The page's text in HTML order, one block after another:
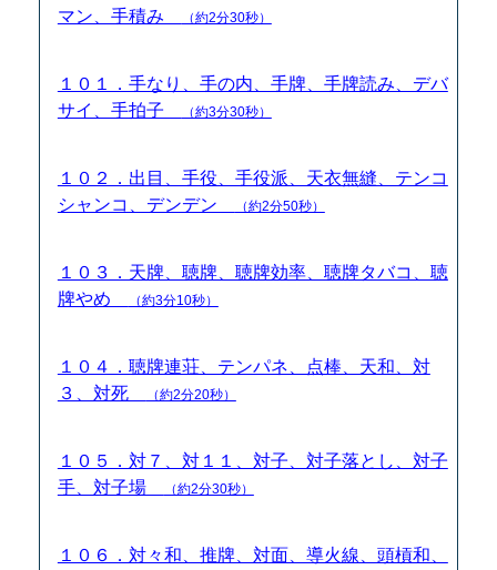
マン、手積み
（約2分30秒）
１０１．手なり、手の内、手牌、手牌読み、デバ
サイ、手拍子
（約3分30秒）
１０２．出目、手役、手役派、天衣無縫、テンコ
シャンコ、デンデン
（約2分50秒）
１０３．天牌、聴牌、聴牌効率、聴牌タバコ、聴
牌やめ
（約3分10秒）
１０４．聴牌連荘、テンパネ、点棒、天和、対
３、対死
（約2分20秒）
１０５．対７、対１１、対子、対子落とし、対子
手、対子場
（約2分30秒）
１０６．対々和、推牌、対面、導火線、頭槓和、